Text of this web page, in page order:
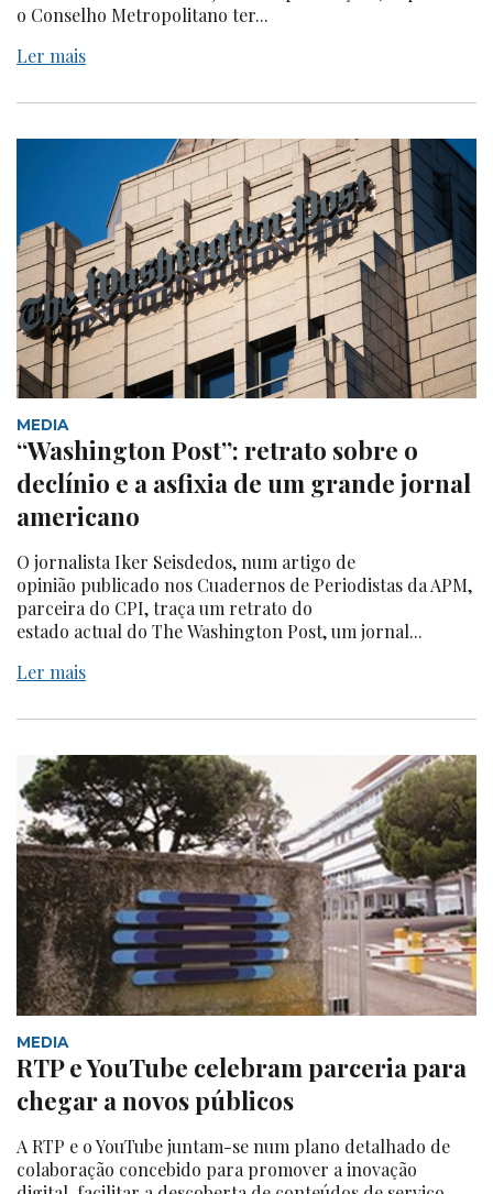
o Conselho Metropolitano ter...
Ler mais
MEDIA
“Washington Post”: retrato sobre o
declínio e a asfixia de um grande jornal
americano
O jornalista Iker Seisdedos, num artigo de
opinião publicado nos Cuadernos de Periodistas da APM,
parceira do CPI, traça um retrato do
estado actual do The Washington Post, um jornal...
Ler mais
MEDIA
RTP e YouTube celebram parceria para
chegar a novos públicos
A RTP e o YouTube juntam-se num plano detalhado de
colaboração concebido para promover a inovação